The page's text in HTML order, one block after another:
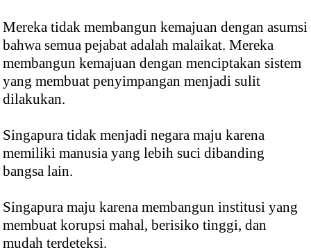
Mereka tidak membangun kemajuan dengan asumsi
bahwa semua pejabat adalah malaikat. Mereka
membangun kemajuan dengan menciptakan sistem
yang membuat penyimpangan menjadi sulit
dilakukan.
Singapura tidak menjadi negara maju karena
memiliki manusia yang lebih suci dibanding
bangsa lain.
Singapura maju karena membangun institusi yang
membuat korupsi mahal, berisiko tinggi, dan
mudah terdeteksi.